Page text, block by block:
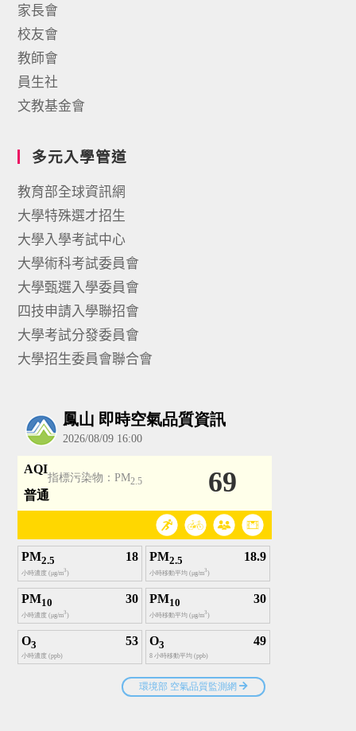
家長會
校友會
教師會
員生社
文教基金會
多元入學管道
教育部全球資訊網
大學特殊選才招生
大學入學考試中心
大學術科考試委員會
大學甄選入學委員會
四技申請入學聯招會
大學考試分發委員會
大學招生委員會聯合會